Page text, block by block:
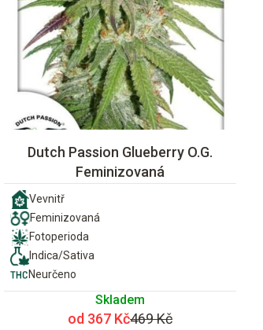
Dutch Passion Glueberry O.G.
Feminizovaná
Vevnitř
Feminizovaná
Fotoperioda
Indica/Sativa
Neurčeno
Skladem
od 367 Kč469 Kč